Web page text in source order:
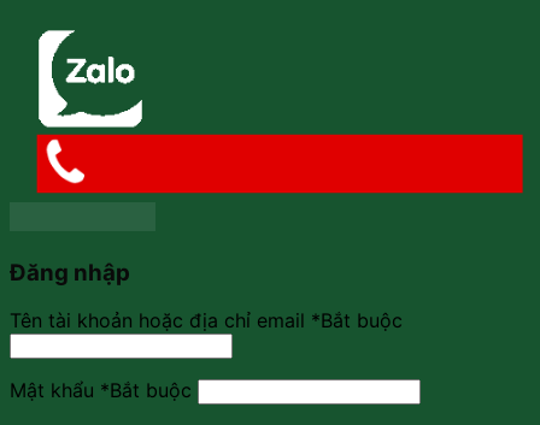
Đăng nhập
Tên tài khoản hoặc địa chỉ email *Bắt buộc
Mật khẩu *Bắt buộc